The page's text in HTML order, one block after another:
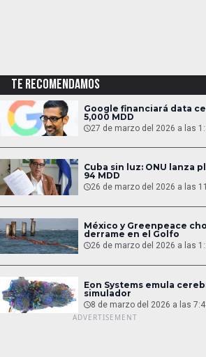
TE RECOMENDAMOS
Google financiará data
5,000 MDD
27 de marzo del 2026 a las
Cuba sin luz: ONU lanza
94 MDD
26 de marzo del 2026 a las
México y Greenpeace
derrame en el Golfo
26 de marzo del 2026 a las
Eon Systems emula
simulador
8 de marzo del 2026 a las